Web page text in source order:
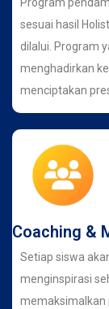
sesuai hasil
dilalui. Program
menghadirkan
menciptakan
Coaching &
Setiap siswa
menginspirasi
memaksimalkan